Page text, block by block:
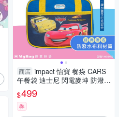
商店 impact 怡寶 餐袋 CARS
午餐袋 迪士尼 閃電麥坤 防潑水
便當袋 手提袋 IMDSN02 得意
時袋
$499
券